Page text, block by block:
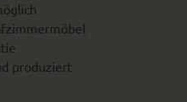
produziert